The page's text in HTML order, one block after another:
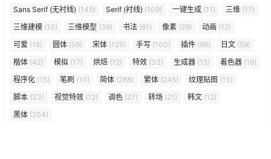
Sans Serif (无衬线) (145) Serif (衬线) (109) 一键生成 (11) 三维 (17)
三维建模 (10) 三维模型 (39) 书法 (81) 像素 (29) 动画 (12)
可爱 (18) 圆体 (56) 宋体 (125) 手写 (100) 插件 (96) 日文 (59)
楷体 (42) 模拟 (17) 烘焙 (12) 特效 (33) 生成器 (15) 着色器 (18)
程序化 (15) 笔刷 (10) 简体 (288) 繁体 (245) 纹理贴图 (13)
脚本 (33) 视觉特效 (12) 调色 (27) 转场 (21) 韩文 (12)
黑体 (204)